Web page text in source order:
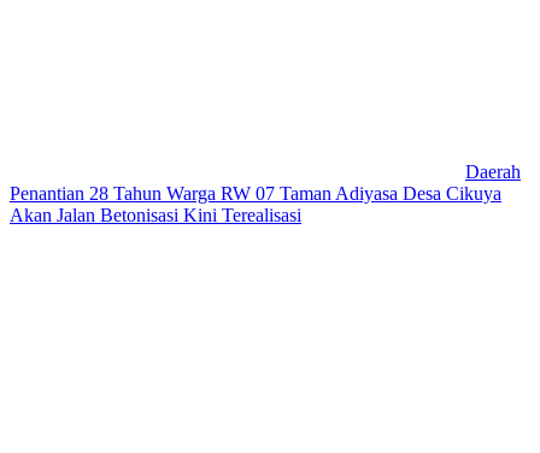
Daerah
Penantian 28 Tahun Warga RW 07 Taman Adiyasa Desa Cikuya
Akan Jalan Betonisasi Kini Terealisasi